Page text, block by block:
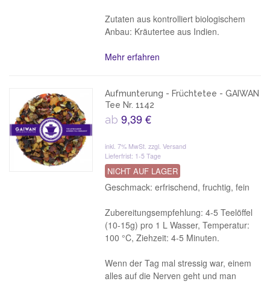
Zutaten aus kontrolliert biologischem
Anbau: Kräutertee aus Indien.
Mehr erfahren
Aufmunterung - Früchtetee - GAIWAN
Tee Nr. 1142
ab9,39 €
inkl. 7% MwSt.zzgl. Versand
Lieferfrist: 1-5 Tage
NICHT AUF LAGER
Geschmack: erfrischend, fruchtig, fein
Zubereitungsempfehlung: 4-5 Teelöffel
(10-15g) pro 1 L Wasser, Temperatur:
100 °C, Ziehzeit: 4-5 Minuten.
Wenn der Tag mal stressig war, einem
alles auf die Nerven geht und man